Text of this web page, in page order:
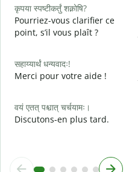
कृपया स्पष्टीकर्तुं शक्नोषि?
Pourriez-vous clarifier ce
point, s’il vous plaît ?
सहाय्यार्थं धन्यवादः!
Merci pour votre aide !
वयं एतत् पश्चात् चर्चयामः।
Discutons-en plus tard.